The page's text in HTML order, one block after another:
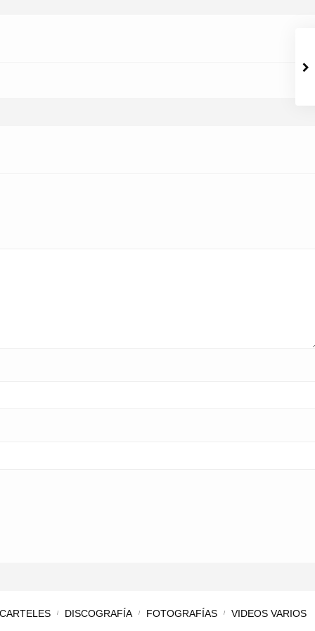
CARTELES DISCOGRAFÍA FOTOGRAFÍAS VIDEOS VARIOS